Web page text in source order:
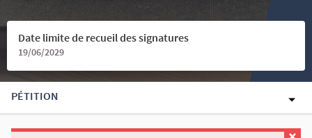
Date limite de recueil des signatures
19/06/2029
PÉTITION